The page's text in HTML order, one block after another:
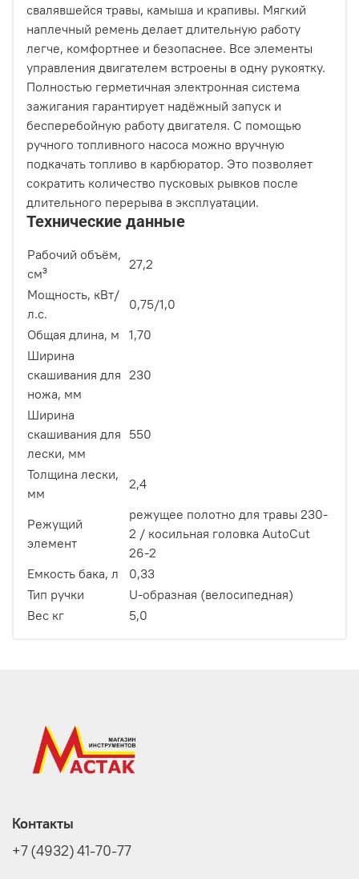
свалявшейся травы, камыша и крапивы. Мягкий
наплечный ремень делает длительную работу
легче, комфортнее и безопаснее. Все элементы
управления двигателем встроены в одну рукоятку.
Полностью герметичная электронная система
зажигания гарантирует надёжный запуск и
бесперебойную работу двигателя. С помощью
ручного топливного насоса можно вручную
подкачать топливо в карбюратор. Это позволяет
сократить количество пусковых рывков после
длительного перерыва в эксплуатации.
Технические данные
Рабочий объём,
см³
27,2
Мощность, кВт/
л.с.
0,75/1,0
Общая длина, м
1,70
Ширина
скашивания для
ножа, мм
230
Ширина
скашивания для
лески, мм
550
Толщина лески,
мм
2,4
Режущий
элемент
режущее полотно для травы 230-
2 / косильная головка AutoCut
26-2
Емкость бака, л
0,33
Тип ручки
U-образная (велосипедная)
Вес кг
5,0
Контакты
+7 (4932) 41-70-77